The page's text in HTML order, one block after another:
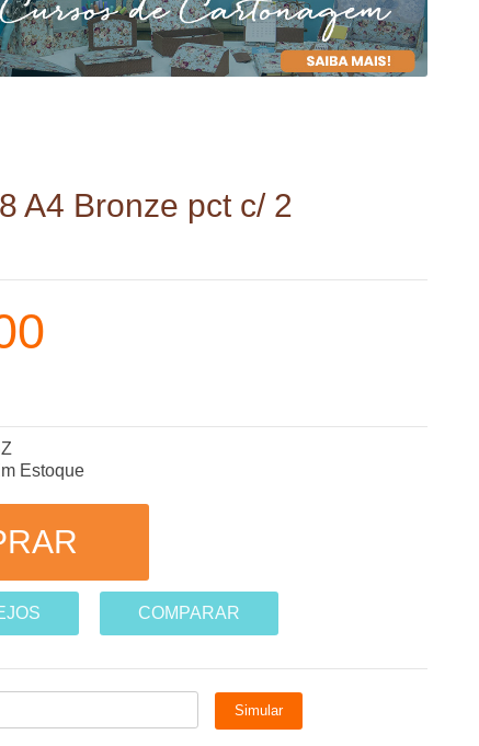
A4 Bronze pct c/ 2
Estoque
COMPARAR